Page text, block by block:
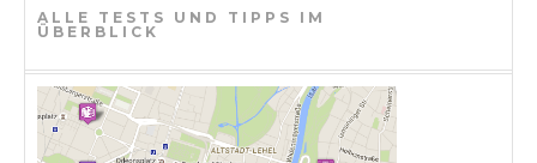
ALLE TESTS UND TIPPS IM
ÜBERBLICK